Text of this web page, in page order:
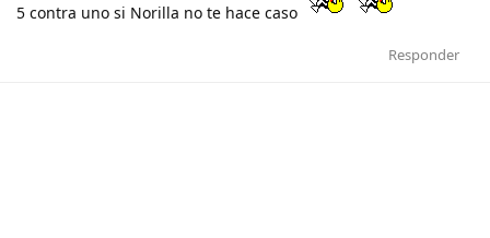
5 contra uno si Norilla no te hace caso
Responder